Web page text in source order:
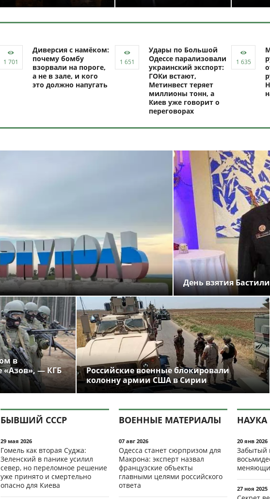
Диверсия с намёком:
почему бомбу
взорвали на пороге,
а не в зале, и кого
это должно напугать
Удары по Большой
Одессе парализовали
украинский экспорт:
ГОКи встают,
Метинвест теряет
миллионы тонн, а
Киев уже говорит о
переговорах
День взятия
в
«Азов», — КГБ
Российские военные блокировали
колонну армии США в Сирии
БЫВШИЙ СССР
29 мая 2026
Гомель как вторая Суджа:
Зеленский в панике усилил
север, но переломное решение
уже принято и смертельно
опасно для Киева
ВОЕННЫЕ МАТЕРИАЛЫ
07 авг 2026
Одесса станет сюрпризом для
Макрона: эксперт назвал
французские объекты
главными целями российского
ответа
НАУКА
20 янв 2026
Забытый
27 ноя 2025